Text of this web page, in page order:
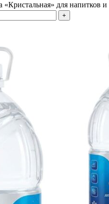
«Кристальная» для напитков